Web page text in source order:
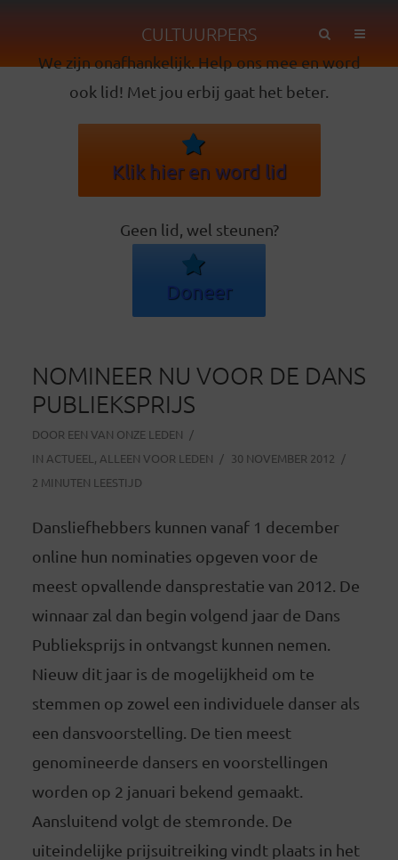
CULTUURPERS
We zijn onafhankelijk. Help ons mee en word
ook lid! Met jou erbij gaat het beter.
Klik hier en word lid
Geen lid, wel steunen?
Doneer
NOMINEER NU VOOR DE DANS
PUBLIEKSPRIJS
DOOR EEN VAN ONZE LEDEN
IN ACTUEEL , ALLEEN VOOR LEDEN
30 NOVEMBER 2012
2 MINUTEN LEESTIJD
Dansliefhebbers kunnen vanaf 1 december
online hun nominaties opgeven voor de
meest opvallende dansprestatie van 2012. De
winnaar zal dan begin volgend jaar de Dans
Publieksprijs in ontvangst kunnen nemen.
Nieuw dit jaar is de mogelijkheid om te
stemmen op zowel een individuele danser als
een dansvoorstelling. De tien meest
genomineerde dansers en voorstellingen
worden op 2 januari bekend gemaakt.
Aansluitend volgt de stemronde. De
uiteindelijke prijsuitreiking vindt plaats in het